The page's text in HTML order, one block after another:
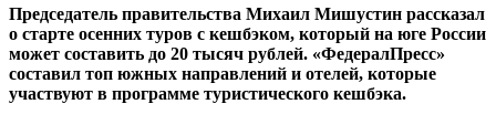
Председатель правительства Михаил Мишустин рассказал
о старте осенних туров с кешбэком, который на юге России
может составить до 20 тысяч рублей. «ФедералПресс»
составил топ южных направлений и отелей, которые
участвуют в программе туристического кешбэка.